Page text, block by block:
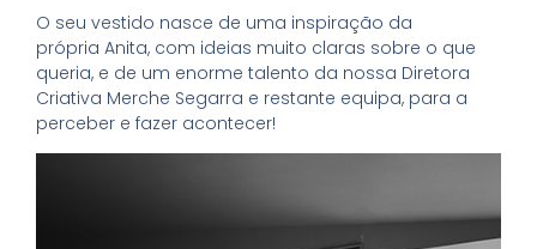
O seu vestido nasce de uma inspiração da
própria Anita, com ideias muito claras sobre o que
queria, e de um enorme talento da nossa Diretora
Criativa Merche Segarra e restante equipa, para a
perceber e fazer acontecer!